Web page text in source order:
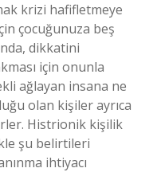
krizi hafifletmeye
çocuğunuza beş
dikkatini
için onunla
ağlayan insana ne
olan kişiler ayrıca
Histrionik kişilik
şu belirtileri
ihtiyacı